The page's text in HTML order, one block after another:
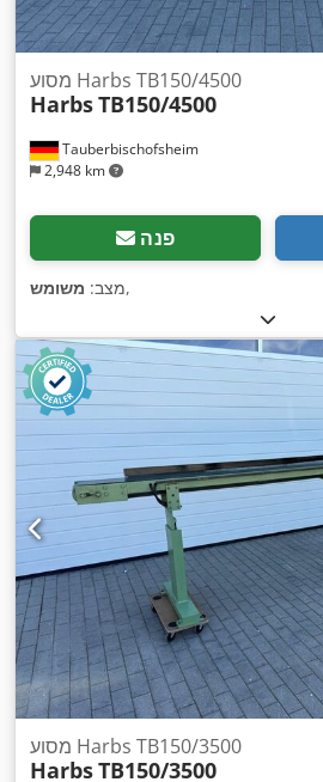
Tauberbischofsheim
2,948 km
מסוע Harbs TB150/4500
HarbsTB150/4500
פנה
מצב: משומש ,
מסוע Harbs TB150/3500
HarbsTB150/3500